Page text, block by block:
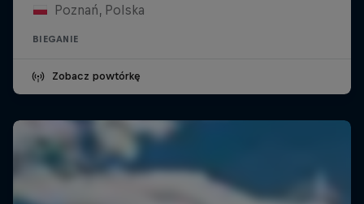
Poznań, Polska
BIEGANIE
Zobacz powtórkę